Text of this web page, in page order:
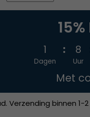
1
Dagen
8
Uur
Met
Verzending binnen 1-